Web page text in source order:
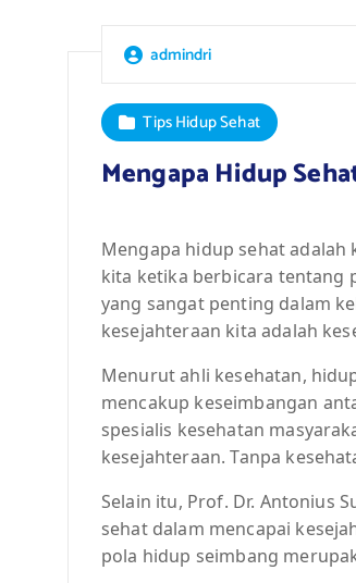
admindri
Tips Hidup Sehat
Mengapa Hidup
Mengapa hidup sehat adalah
kita ketika berbicara tentang
yang sangat penting dalam
kesejahteraan kita adalah
Menurut ahli kesehatan,
mencakup keseimbangan
spesialis kesehatan
kesejahteraan. Tanpa
Selain itu, Prof. Dr. Antonius
sehat dalam mencapai
pola hidup seimbang